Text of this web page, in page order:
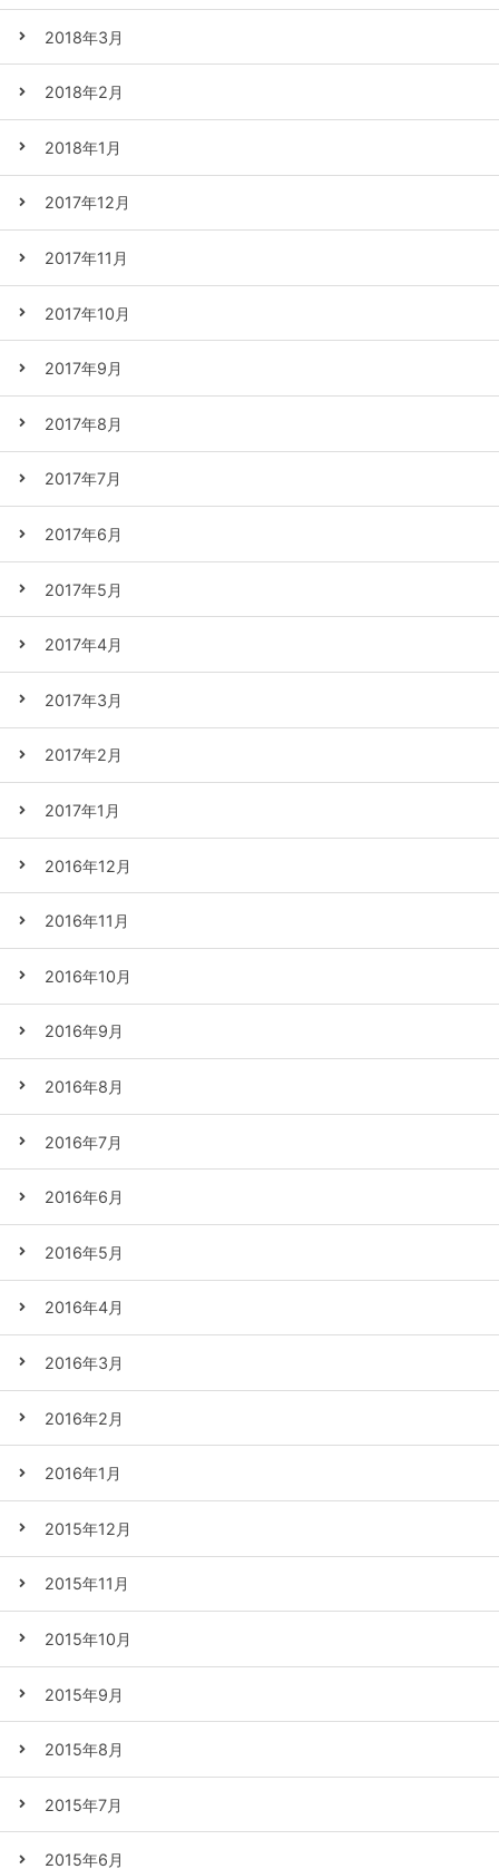
2018年3月
2018年2月
2018年1月
2017年12月
2017年11月
2017年10月
2017年9月
2017年8月
2017年7月
2017年6月
2017年5月
2017年4月
2017年3月
2017年2月
2017年1月
2016年12月
2016年11月
2016年10月
2016年9月
2016年8月
2016年7月
2016年6月
2016年5月
2016年4月
2016年3月
2016年2月
2016年1月
2015年12月
2015年11月
2015年10月
2015年9月
2015年8月
2015年7月
2015年6月